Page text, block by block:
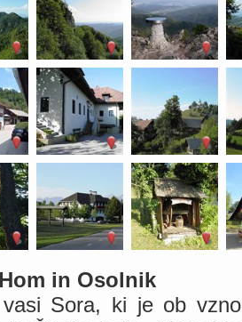
in Osolnik
Sora, ki je ob